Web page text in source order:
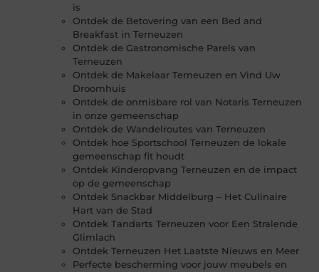
is
Ontdek de Betovering van een Bed and
Breakfast in Terneuzen
Ontdek de Gastronomische Parels van
Terneuzen
Ontdek de Makelaar Terneuzen en Vind Uw
Droomhuis
Ontdek de onmisbare rol van Notaris Terneuzen
in onze gemeenschap
Ontdek de Wandelroutes van Terneuzen
Ontdek hoe Sportschool Terneuzen de lokale
gemeenschap fit houdt
Ontdek Kinderopvang Terneuzen en de impact
op de gemeenschap
Ontdek Snackbar Middelburg – Het Culinaire
Hart van de Stad
Ontdek Tandarts Terneuzen voor Een Stralende
Glimlach
Ontdek Terneuzen Het Laatste Nieuws en Meer
Perfecte bescherming voor jouw meubels en